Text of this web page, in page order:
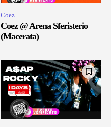
Coez
Coez @ Arena Sferisterio
(Macerata)